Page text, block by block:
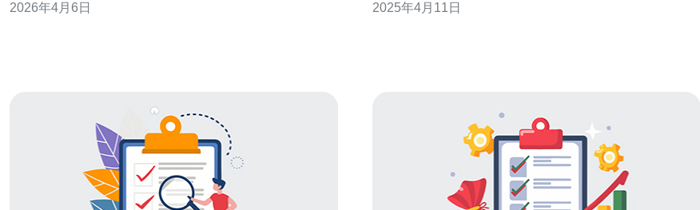
加速器的最优线路或专线直连，避免走默认公共路由造成
2026年4月6日
能够满足这一需求的理想选择。 韩国代理服务器百度云提
2025年4月11日